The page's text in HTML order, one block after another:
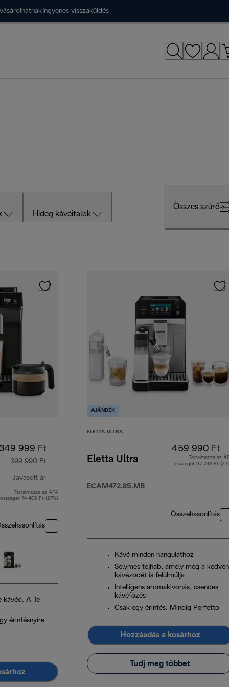
Ingyenes visszaküldés
Hideg kávéitalok
Összes szűrő
999 Ft
399 990 Ft
Javasolt ár
eredeti ár 399 990 Ft
Tartalmazza az ÁFA
összegét 74 409 Ft (27%)
kávéd. A Te
érintésnyire
AJÁNDÉK
ELETTA ULTRA
Eletta Ultra
ECAM472.85.MB
459 990 Ft
Tartalmazza az
összegét 97 793 Ft
Összehasonlítás
Kávé minden hangulathoz
Selymes tejhab, amely még a
kávézódét is felülmúlja
Intelligens aromakivonás, csendes
kávéfőzés
Csak egy érintés. Mindig Perfetto
Hozzáadás a kosárhoz
Tudj meg többet